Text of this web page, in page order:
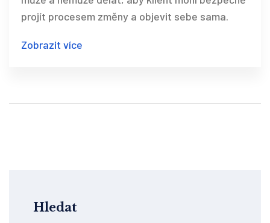
projít procesem změny a objevit sebe sama.
Zobrazit více
Hledat